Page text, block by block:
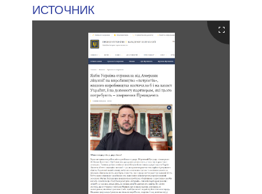
ИСТОЧНИК